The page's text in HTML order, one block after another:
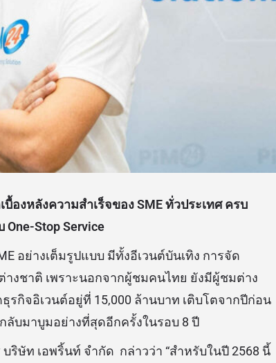
องหลังความสำเร็จของ SME ทั่วประเทศ ครบ
Stop Service
อย่างเต็มรูปแบบ มีทั้งอีเวนต์บันเทิง การจัด
ชาติ เพราะนอกจากผู้ชมคนไทย ยังมีผู้ชมต่าง
กิจอิเวนต์อยู่ที่ 15,000 ล้านบาท เติบโตจากปีก่อน
ลับมาบูมอย่างที่สุดอีกครั้งในรอบ 8 ปี
ษัท เอพริ้นท์ จำกัด กล่าวว่า “สำหรับในปี 2568 นี้